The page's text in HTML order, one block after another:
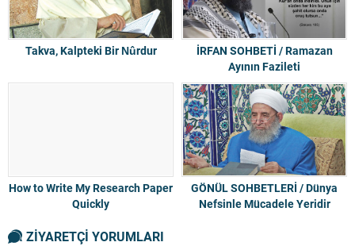
Takva, Kalpteki Bir Nûrdur
İRFAN SOHBETİ / Ramazan
Ayının Fazileti
How to Write My Research Paper
Quickly
GÖNÜL SOHBETLERİ / Dünya
Nefsinle Mücadele Yeridir
ZİYARETÇİ YORUMLARI